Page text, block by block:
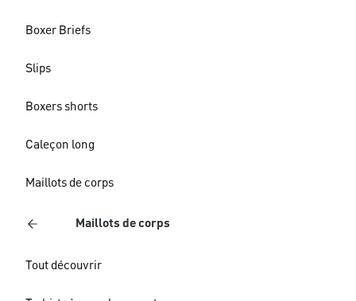
Boxer Briefs
Slips
Boxers shorts
Caleçon long
Maillots de corps
Maillots de corps
Tout découvrir